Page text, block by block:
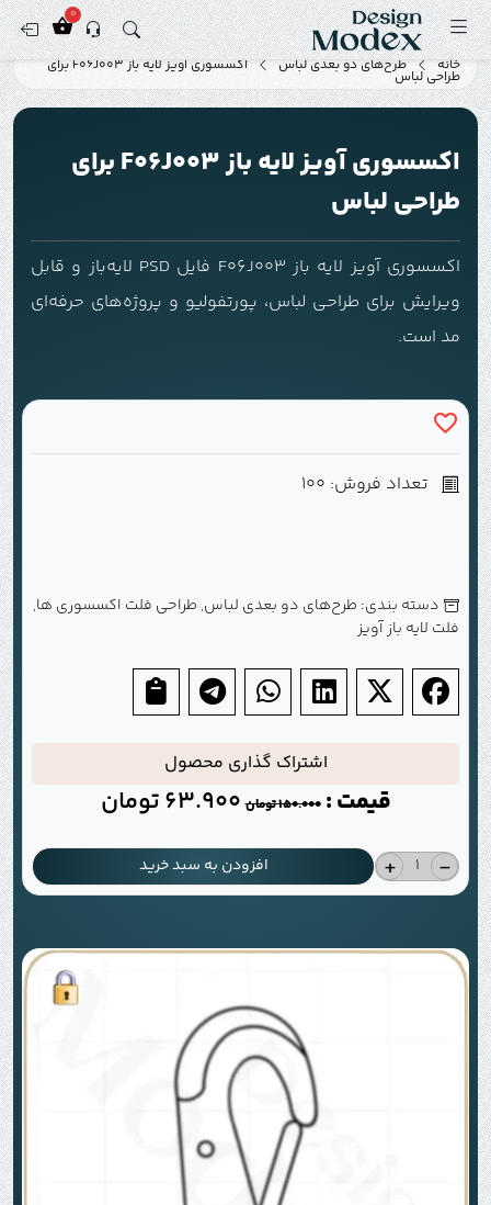
0
خانه طرح‌های دو بعدی لباس اکسسوری آویز لایه باز F06J003 برای
طراحی لباس
اکسسوری آویز لایه باز F06J003 برای
طراحی لباس
اکسسوری آویز لایه باز F06J003 فایل PSD لایه‌باز و قابل
ویرایش برای طراحی لباس، پورتفولیو و پروژه‌های حرفه‌ای
مد است.
تعداد فروش: 100
دسته بندی: طرح‌های دو بعدی لباس, طراحی فلت اکسسوری ها,
فلت لایه باز آویز
اشتراک گذاری محصول
قیمت :150.000تومان 63.900تومان
-
+ افزودن به سبد خرید